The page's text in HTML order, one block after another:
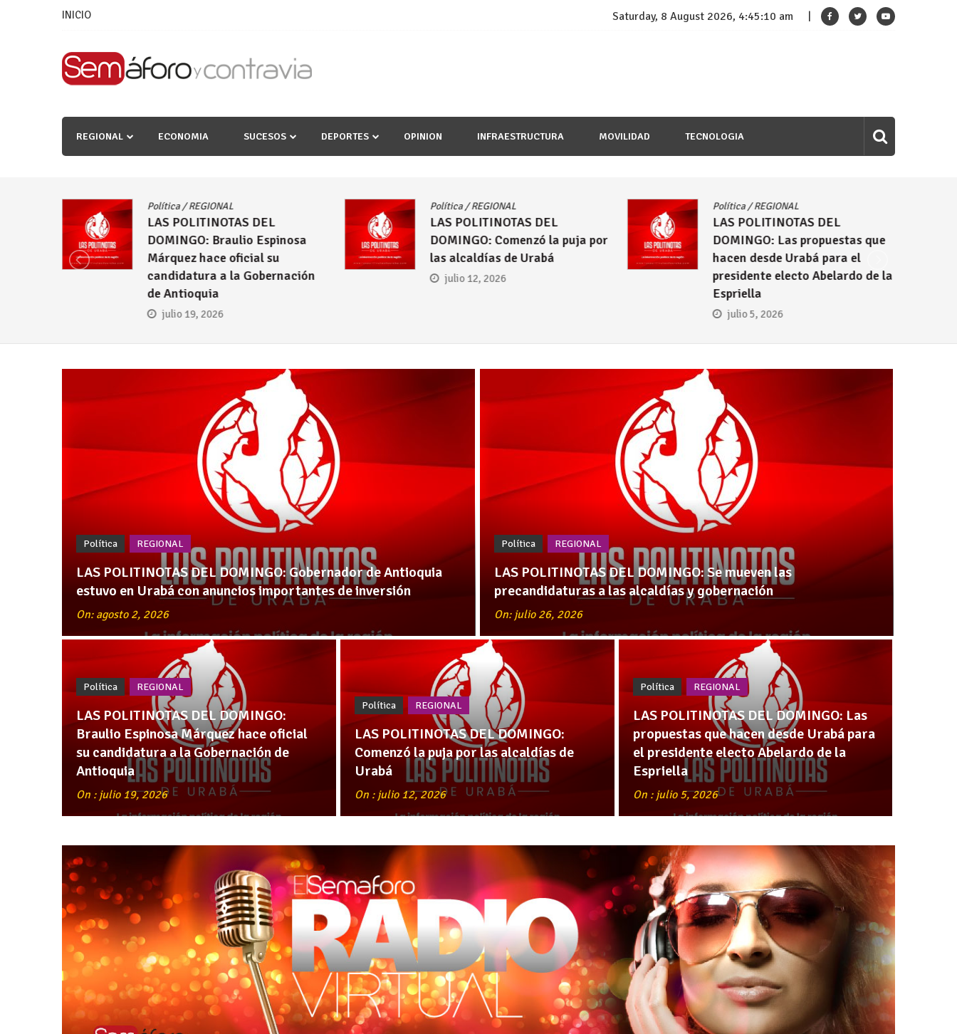
INICIO Saturday, 8 August 2026, 4:45:11 am
REGIONAL ECONOMIA SUCESOS DEPORTES OPINION INFRAESTRUCTURA MOVILIDAD TECNOLOGIA
Política/REGIONAL
LAS POLITINOTAS DEL
DOMINGO: Comenzó la puja por
las alcaldías de Urabá
julio 12, 2026
Política/REGIONAL
LAS POLITINOTAS DEL
DOMINGO: Las propuestas que
hacen desde Urabá para el
presidente electo Abelardo de la
Política/REGIONAL
LAS POLITINOTAS DEL
DOMINGO: Colombia eligió a
Abelardo de la Espriella como su
nuevo presidente
junio 28, 2026
Política REGIONAL
LAS POLITINOTAS DEL DOMINGO: Gobernador de Antioquia
estuvo en Urabá con anuncios importantes de inversión
On: agosto 2, 2026
Política REGIONAL
LAS POLITINOTAS DEL DOMINGO: Se mueven las
precandidaturas a las alcaldías y gobernación
On: julio 26, 2026
Política REGIONAL
LAS POLITINOTAS DEL DOMINGO:
Braulio Espinosa Márquez hace oficial
su candidatura a la Gobernación de
Antioquia
On : julio 19, 2026
Política REGIONAL
LAS POLITINOTAS DEL DOMINGO:
Comenzó la puja por las alcaldías de
Urabá
On : julio 12, 2026
Política REGIONAL
LAS POLITINOTAS DEL DOMINGO: Las
propuestas que hacen desde Urabá para
el presidente electo Abelardo de la
Espriella
On : julio 5, 2026